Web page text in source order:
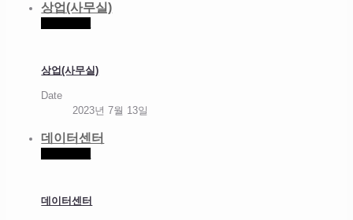
상업(사무실)
상업(사무실)
Date
2023년 7월 13일
데이터센터
데이터센터